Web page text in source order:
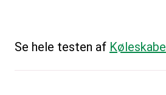
Se hele testen af Køleskabe